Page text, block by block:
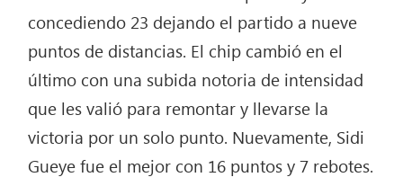
concediendo 23 dejando el partido a nueve
puntos de distancias. El chip cambió en el
último con una subida notoria de intensidad
que les valió para remontar y llevarse la
victoria por un solo punto. Nuevamente, Sidi
Gueye fue el mejor con 16 puntos y 7 rebotes.